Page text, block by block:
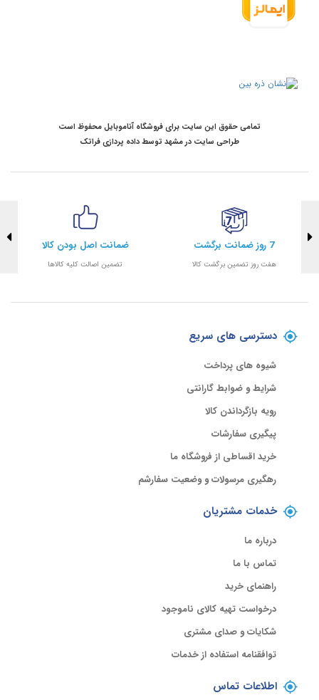
تمامی حقوق این سایت برای فروشگاه آناموبایل محفوظ است
طراحی سایت در مشهد توسطداده پردازی فراتک
7 روز ضمانت برگشت
هفت روز تضمین برگشت کالا
ضمانت اصل بودن کالا
تضمین اصالت کلیه کالاها
دسترسی های سریع
شیوه های پرداخت
شرایط و ضوابط گارانتی
رویه بازگرداندن کالا
پیگیری سفارشات
خرید اقساطی از فروشگاه ما
رهگیری مرسولات و وضعیت سفارشم
خدمات مشتریان
درباره ما
تماس با ما
راهنمای خرید
درخواست تهیه کالای ناموجود
شکایات و صدای مشتری
توافقنامه استفاده از خدمات
اطلاعات تماس